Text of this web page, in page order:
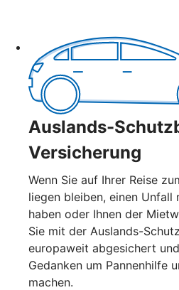
Auslands-
Versicherung
Wenn Sie auf Ihrer Reise
liegen bleiben, einen Unfall
haben oder Ihnen der
Sie mit der Auslands-
europaweit abgesichert
Gedanken um Pannenhilfe
machen.